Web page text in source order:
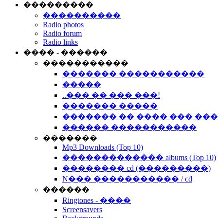
���������
����������
Radio photos
Radio forum
Radio links
���� - ������
�����������
������� �����������
�����
..��� �� ��� ���!
������� �����
������� �� ���� ���
������ �����������
�������
Mp3 Downloads (Top 10)
������������� albums (Top 10)
�������� cd (���������)
N��� ����������� / cd
������
Ringtones - ����
Screensavers